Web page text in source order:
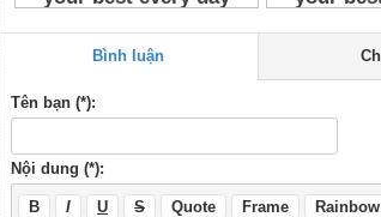
Bình luận
Tên bạn (*):
Nội dung (*):
B I U S Quote Frame Rainbow